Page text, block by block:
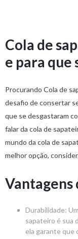
Cola de
e para que
Procurando Cola de
desafio de consertar
que se desgastaram
falar da cola de
mundo da cola de
melhor opção,
Vantagens
Durabilidade:
sapateiro é sua
ela garante que